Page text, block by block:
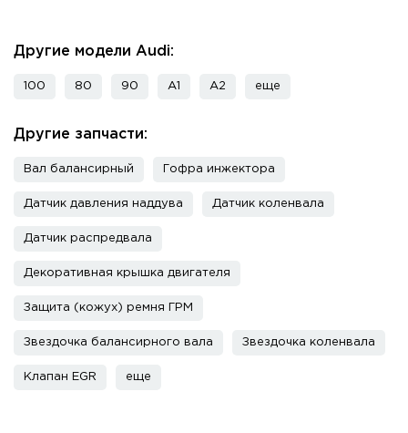
Другие модели Audi:
100 80 90 A1 A2 еще
Другие запчасти:
Вал балансирный Гофра инжектора
Датчик давления наддува Датчик коленвала
Датчик распредвала
Декоративная крышка двигателя
Защита (кожух) ремня ГРМ
Звездочка балансирного вала Звездочка коленвала
Клапан EGR еще